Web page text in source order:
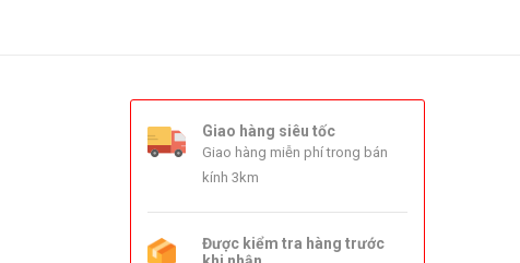
Giao hàng siêu tốc
Giao hàng miễn phí trong bán
kính 3km
Được kiểm tra hàng trước